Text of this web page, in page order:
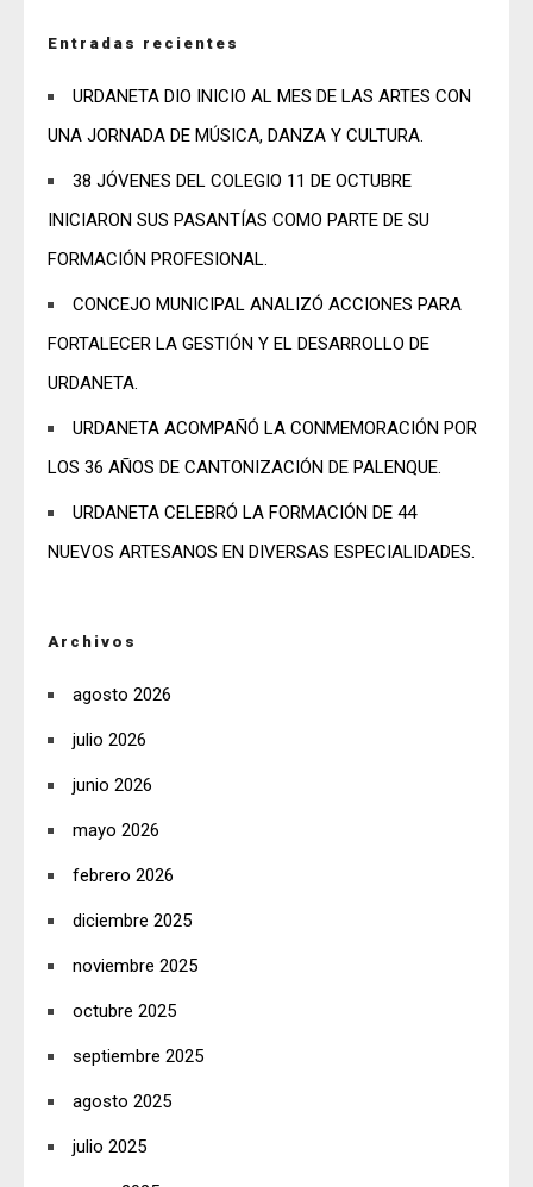
Entradas recientes
URDANETA DIO INICIO AL MES DE LAS ARTES CON
UNA JORNADA DE MÚSICA, DANZA Y CULTURA.
38 JÓVENES DEL COLEGIO 11 DE OCTUBRE
INICIARON SUS PASANTÍAS COMO PARTE DE SU
FORMACIÓN PROFESIONAL.
CONCEJO MUNICIPAL ANALIZÓ ACCIONES PARA
FORTALECER LA GESTIÓN Y EL DESARROLLO DE
URDANETA.
URDANETA ACOMPAÑÓ LA CONMEMORACIÓN POR
LOS 36 AÑOS DE CANTONIZACIÓN DE PALENQUE.
URDANETA CELEBRÓ LA FORMACIÓN DE 44
NUEVOS ARTESANOS EN DIVERSAS ESPECIALIDADES.
Archivos
agosto 2026
julio 2026
junio 2026
mayo 2026
febrero 2026
diciembre 2025
noviembre 2025
octubre 2025
septiembre 2025
agosto 2025
julio 2025